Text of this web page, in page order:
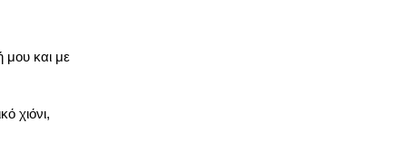
μου και με
χιόνι,